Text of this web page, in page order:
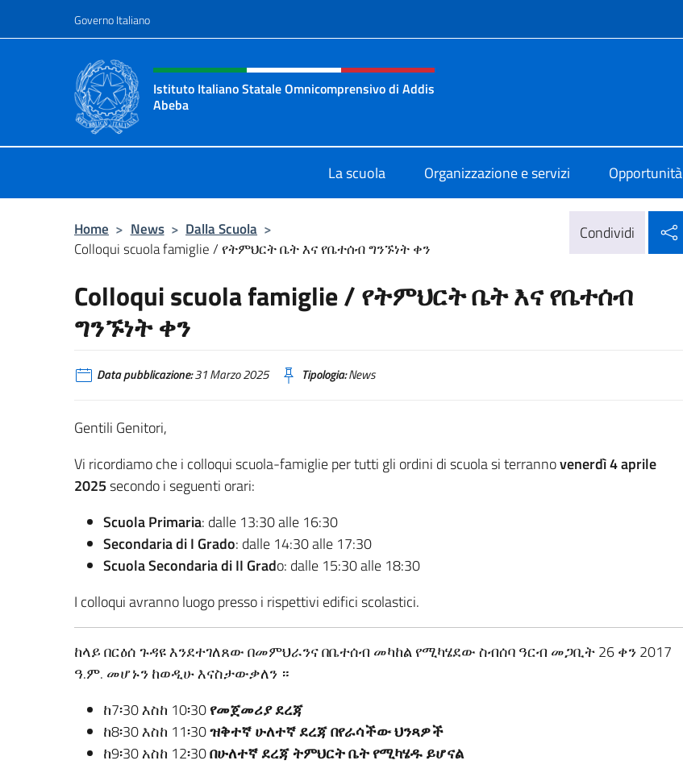
Governo Italiano
Intestazione sito, social e menù
Istituto Italiano Statale Omnicomprensivo di Addis
Abeba
La scuola Organizzazione e servizi Opportunità
Home > News > Dalla Scuola >
Colloqui scuola famiglie / የትምህርት ቤት እና የቤተሰብ ግንኙነት ቀን
Condividi
Colloqui scuola famiglie / የትምህርት ቤት እና የቤተሰብ
ግንኙነት ቀን
Data pubblicazione:31 Marzo 2025 Tipologia:News
Gentili Genitori,
Vi ricordiamo che i colloqui scuola-famiglie per tutti gli ordini di scuola si terrannovenerdì 4 aprile
2025secondo i seguenti orari:
Scuola Primaria: dalle 13:30 alle 16:30
Secondaria di I Grado: dalle 14:30 alle 17:30
Scuola Secondaria di II Grado: dalle 15:30 alle 18:30
I colloqui avranno luogo presso i rispettivi edifici scolastici.
ከላይ በርዕሰ ጉዳዩ እንደተገለጸው በመምህራንና በቤተሰብ መካከል የሚካሄደው ስብሰባ ዓርብ መጋቢት 26 ቀን 2017
ዓ.ም. መሆኑን ከወዲሁ እናስታውቃለን ።
ከ7፡30 እስከ 10፡30የመጀመሪያ ደረጃ
ከ8፡30 እስከ 11፡30ዝቅተኛ ሁለተኛ ደረጃ በየራሳችው ህንጻዎች
ከ9፡30 አስከ 12፡30በሁለተኛ ደረጃ ትምህርት ቤት የሚካሄዱ ይሆናል